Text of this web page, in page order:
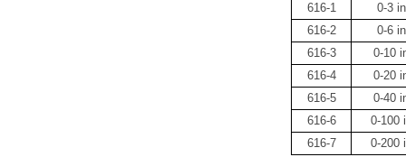
616-1
0-3
616-2
0-6
616-3
0-10
616-4
0-20
616-5
0-40
616-6
0-100
616-7
0-200